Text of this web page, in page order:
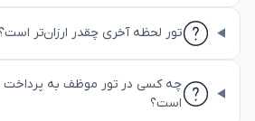
تور لحظه آخری چقدر ارزان‌تر است؟
چه کسی در تور موظف به پرداخت
است؟